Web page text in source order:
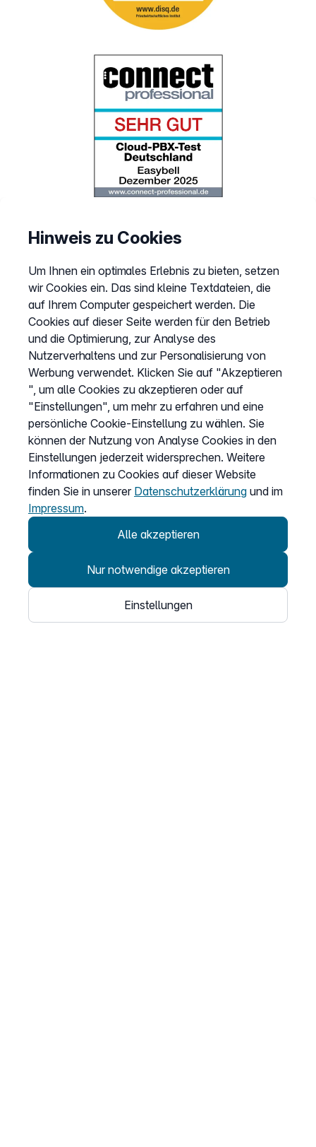
Geschäftskunden
0043 1/928 94 74 74
Mo.–Fr. 8–20 Uhr
Hinweis zu Cookies
Um Ihnen ein optimales Erlebnis zu bieten, setzen
wir Cookies ein. Das sind kleine Textdateien, die
auf Ihrem Computer gespeichert werden. Die
Cookies auf dieser Seite werden für den Betrieb
und die Optimierung, zur Analyse des
Nutzerverhaltens und zur Personalisierung von
Werbung verwendet. Klicken Sie auf "Akzeptieren
", um alle Cookies zu akzeptieren oder auf
"Einstellungen", um mehr zu erfahren und eine
persönliche Cookie-Einstellung zu wählen. Sie
können der Nutzung von Analyse Cookies in den
Einstellungen jederzeit widersprechen. Weitere
Informationen zu Cookies auf dieser Website
finden Sie in unserer Datenschutzerklärung und im
Impressum.
Alle akzeptieren
Nur notwendige akzeptieren
Einstellungen